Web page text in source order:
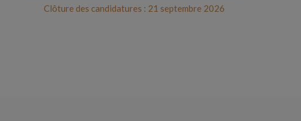
Clôture des candidatures : 21 septembre 2026